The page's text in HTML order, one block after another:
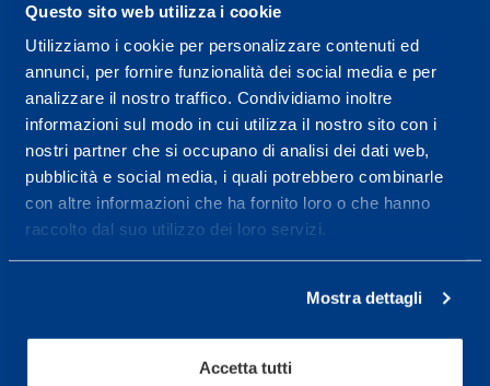
Questo sito web utilizza i cookie
Utilizziamo i cookie per personalizzare contenuti ed
annunci, per fornire funzionalità dei social media e per
analizzare il nostro traffico. Condividiamo inoltre
informazioni sul modo in cui utilizza il nostro sito con i
nostri partner che si occupano di analisi dei dati web,
pubblicità e social media, i quali potrebbero combinarle
con altre informazioni che ha fornito loro o che hanno
raccolto dal suo utilizzo dei loro servizi.
Mostra dettagli
Accetta tutti
Service center for high
performance and well-
being.
More informations
Services